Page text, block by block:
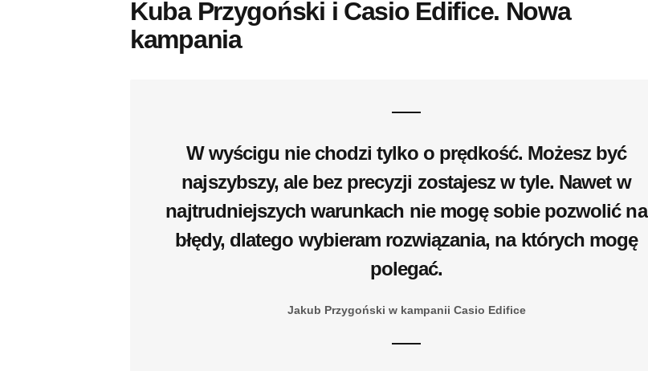
Kuba Przygoński i Casio Edifice. Nowa
kampania
W wyścigu nie chodzi tylko o prędkość. Możesz być
najszybszy, ale bez precyzji zostajesz w tyle. Nawet w
najtrudniejszych warunkach nie mogę sobie pozwolić na
błędy, dlatego wybieram rozwiązania, na których mogę
polegać.
Jakub Przygoński w kampanii Casio Edifice